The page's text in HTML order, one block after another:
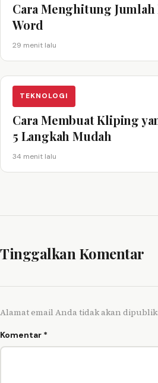
Cara Menghitung
Word
29 menit lalu
TEKNOLOGI
Cara Membuat Kliping
5 Langkah Mudah
34 menit lalu
Tinggalkan Komentar
Alamat email Anda tidak akan
Komentar *